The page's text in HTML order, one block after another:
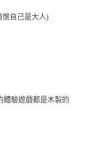
恨自己是大人)
體驗遊戲都是木製的